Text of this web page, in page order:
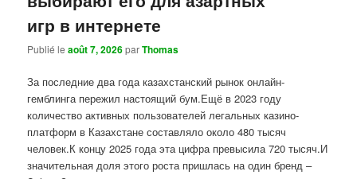
игр в интернете
Publié leaoût 7, 2026parThomas
За последние два года казахстанский рынок онлайн-
гемблинга пережил настоящий бум.Ещё в 2023 году
количество активных пользователей легальных казино-
платформ в Казахстане составляло около 480 тысяч
человек.К концу 2025 года эта цифра превысила 720 тысяч.И
значительная доля этого роста пришлась на один бренд –